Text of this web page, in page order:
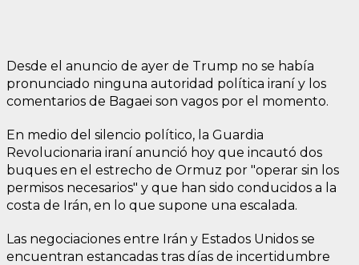
Desde el anuncio de ayer de Trump no se había
pronunciado ninguna autoridad política iraní y los
comentarios de Bagaei son vagos por el momento.
En medio del silencio político, la Guardia
Revolucionaria iraní anunció hoy que incautó dos
buques en el estrecho de Ormuz por "operar sin los
permisos necesarios" y que han sido conducidos a la
costa de Irán, en lo que supone una escalada.
Las negociaciones entre Irán y Estados Unidos se
encuentran estancadas tras días de incertidumbre